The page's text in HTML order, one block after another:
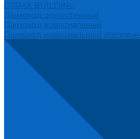
CORAX BUILDING
Дымоход одностенный
Дымоход коаксиальный
Дымоход коаксиальный